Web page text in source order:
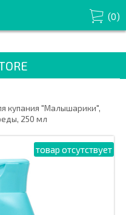
(0)
купания "Малышарики",
250 мл
товар отсутствует